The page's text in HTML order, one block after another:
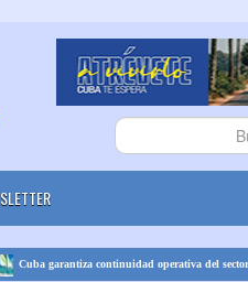
continuidad operativa del sector turístico